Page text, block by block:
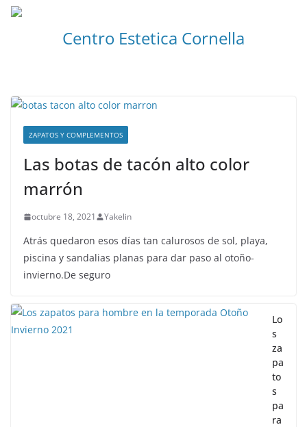
Centro Estetica Cornella
ZAPATOS Y COMPLEMENTOS
Las botas de tacón alto color
marrón
octubre 18, 2021 Yakelin
Atrás quedaron esos días tan calurosos de sol, playa,
piscina y sandalias planas para dar paso al otoño-
invierno.De seguro
Lo
s
za
pa
to
s
pa
ra